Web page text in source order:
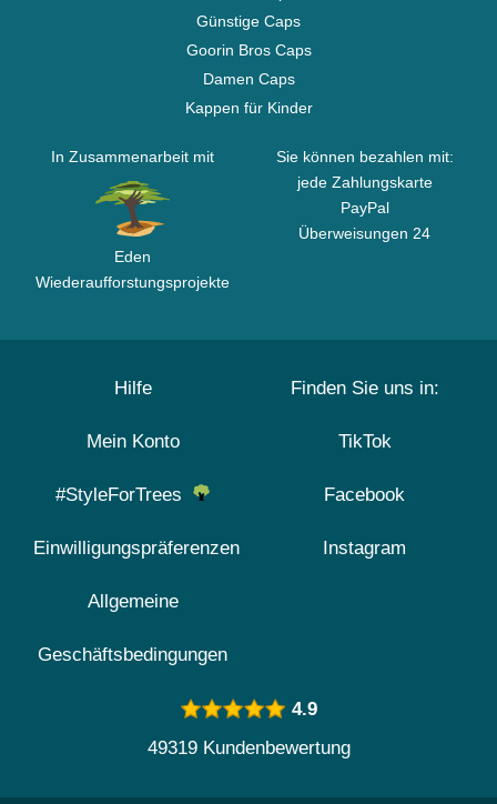
Günstige Caps
Goorin Bros Caps
Damen Caps
Kappen für Kinder
In Zusammenarbeit mit
Eden
Wiederaufforstungsprojekte
Sie können bezahlen mit:
jede Zahlungskarte
PayPal
Überweisungen 24
Hilfe
Mein Konto
#StyleForTrees
Einwilligungspräferenzen
Allgemeine
Geschäftsbedingungen
Finden Sie uns in:
TikTok
Facebook
Instagram
4.9
49319 Kundenbewertung